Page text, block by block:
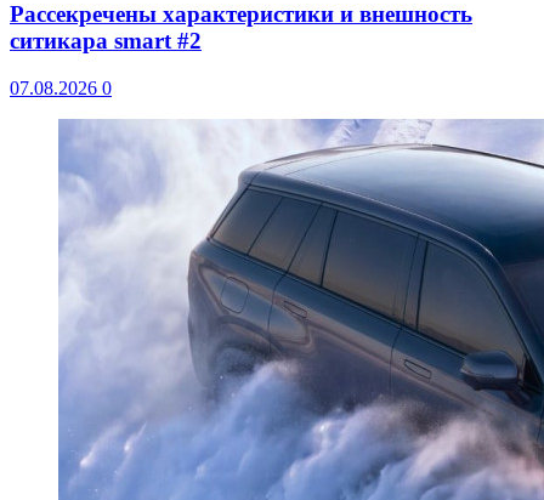
Рассекречены характеристики и внешность
ситикара smart #2
07.08.2026 0